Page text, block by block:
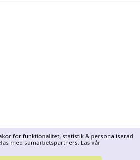
för funktionalitet, statistik & personaliserad
med samarbetspartners. Läs vår